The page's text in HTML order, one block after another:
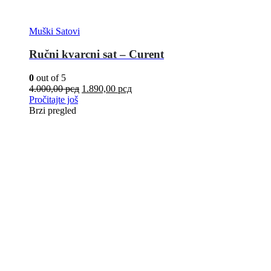
Muški Satovi
Ručni kvarcni sat – Curent
0 out of 5
4.000,00рсд 1.890,00 рсд
Pročitajte još
Brzi pregled